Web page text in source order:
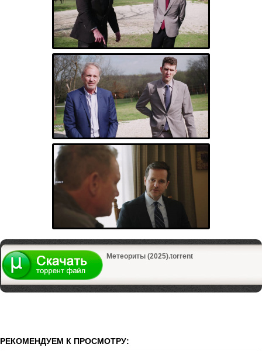
Метеориты (2025).torrent
РЕКОМЕНДУЕМ К ПРОСМОТРУ: